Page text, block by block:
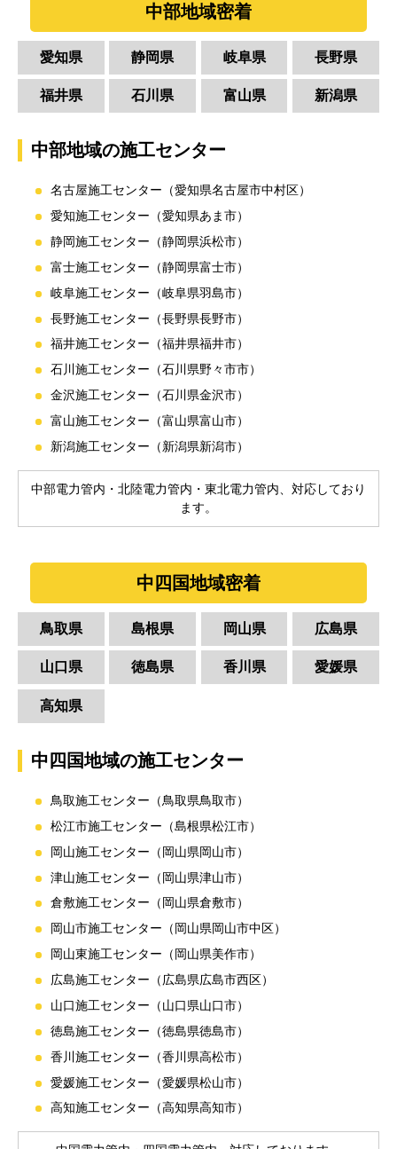
中部地域密着
愛知県 静岡県 岐阜県 長野県
福井県 石川県 富山県 新潟県
中部地域の施工センター
名古屋施工センター（愛知県名古屋市中村区）
愛知施工センター（愛知県あま市）
静岡施工センター（静岡県浜松市）
富士施工センター（静岡県富士市）
岐阜施工センター（岐阜県羽島市）
長野施工センター（長野県長野市）
福井施工センター（福井県福井市）
石川施工センター（石川県野々市市）
金沢施工センター（石川県金沢市）
富山施工センター（富山県富山市）
新潟施工センター（新潟県新潟市）
中部電力管内・北陸電力管内・東北電力管内、対応しており
ます。
中四国地域密着
鳥取県 島根県 岡山県 広島県
山口県 徳島県 香川県 愛媛県
高知県
中四国地域の施工センター
鳥取施工センター（鳥取県鳥取市）
松江市施工センター（島根県松江市）
岡山施工センター（岡山県岡山市）
津山施工センター（岡山県津山市）
倉敷施工センター（岡山県倉敷市）
岡山市施工センター（岡山県岡山市中区）
岡山東施工センター（岡山県美作市）
広島施工センター（広島県広島市西区）
山口施工センター（山口県山口市）
徳島施工センター（徳島県徳島市）
香川施工センター（香川県高松市）
愛媛施工センター（愛媛県松山市）
高知施工センター（高知県高知市）